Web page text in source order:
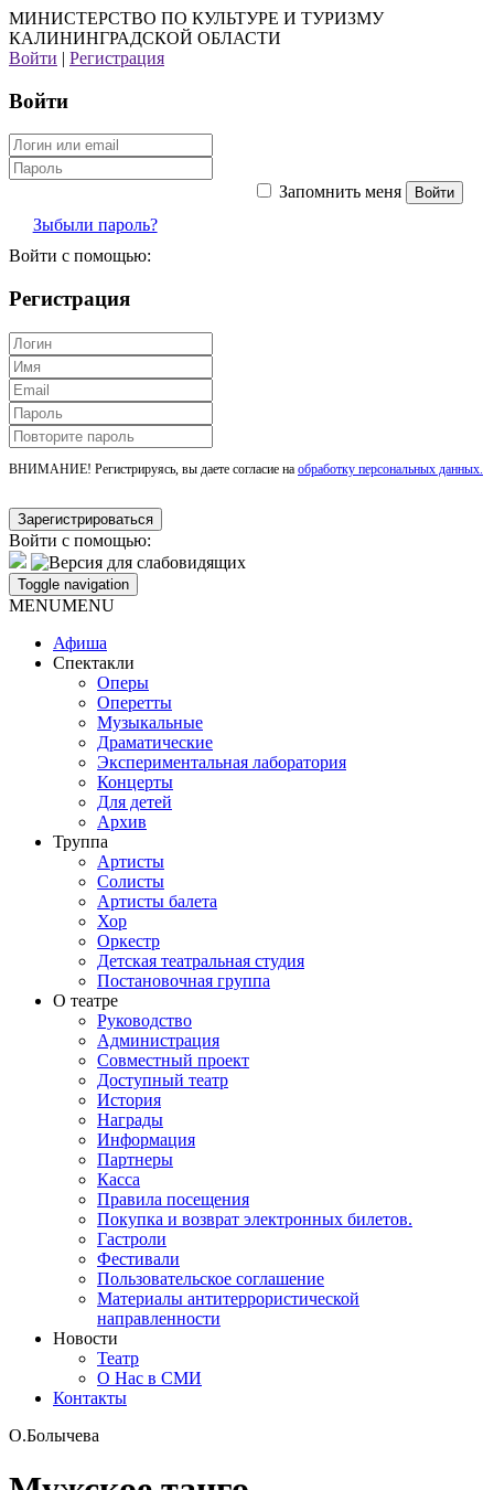
МИНИСТЕРСТВО ПО КУЛЬТУРЕ И ТУРИЗМУ
КАЛИНИНГРАДСКОЙ ОБЛАСТИ
Войти | Регистрация
Войти
Запомнить меня
Зыбыли пароль?
Войти с помощью:
Регистрация
ВНИМАНИЕ! Регистрируясь, вы даете согласие на обработку персональных данных.
Войти с помощью:
Toggle navigation
MENUMENU
Афиша
Спектакли
Оперы
Оперетты
Музыкальные
Драматические
Экспериментальная лаборатория
Концерты
Для детей
Архив
Труппа
Артисты
Солисты
Артисты балета
Хор
Оркестр
Детская театральная студия
Постановочная группа
О театре
Руководство
Администрация
Совместный проект
Доступный театр
История
Награды
Информация
Партнеры
Касса
Правила посещения
Покупка и возврат электронных билетов.
Гастроли
Фестивали
Пользовательское соглашение
Материалы антитеррористической
направленности
Новости
Театр
О Нас в СМИ
Контакты
О.Болычева